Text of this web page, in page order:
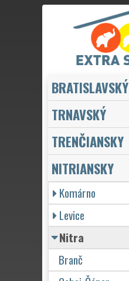
BRATISLAVSKÝ
TRNAVSKÝ
TRENČIANSKY
NITRIANSKY
Komárno
Levice
Nitra
Branč